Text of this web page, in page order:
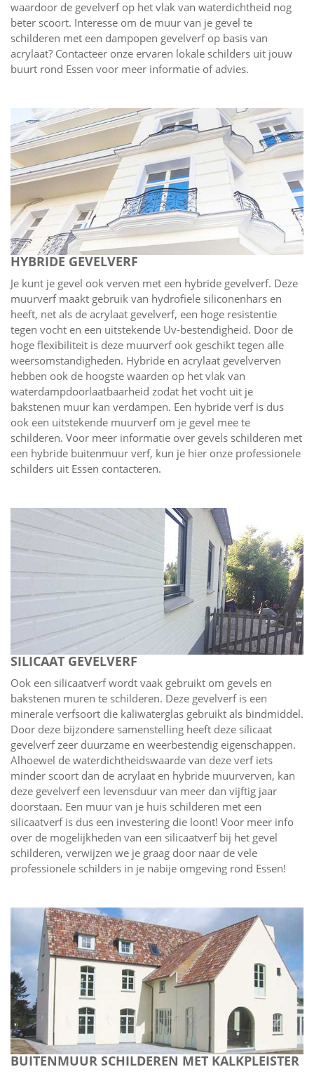
waardoor de gevelverf op het vlak van waterdichtheid nog
beter scoort. Interesse om de muur van je gevel te
schilderen met een dampopen gevelverf op basis van
acrylaat? Contacteer onze ervaren lokale schilders uit jouw
buurt rond Essen voor meer informatie of advies.
HYBRIDE GEVELVERF
Je kunt je gevel ook verven met een hybride gevelverf. Deze
muurverf maakt gebruik van hydrofiele siliconenhars en
heeft, net als de acrylaat gevelverf, een hoge resistentie
tegen vocht en een uitstekende Uv-bestendigheid. Door de
hoge flexibiliteit is deze muurverf ook geschikt tegen alle
weersomstandigheden. Hybride en acrylaat gevelverven
hebben ook de hoogste waarden op het vlak van
waterdampdoorlaatbaarheid zodat het vocht uit je
bakstenen muur kan verdampen. Een hybride verf is dus
ook een uitstekende muurverf om je gevel mee te
schilderen. Voor meer informatie over gevels schilderen met
een hybride buitenmuur verf, kun je hier onze professionele
schilders uit Essen contacteren.
SILICAAT GEVELVERF
Ook een silicaatverf wordt vaak gebruikt om gevels en
bakstenen muren te schilderen. Deze gevelverf is een
minerale verfsoort die kaliwaterglas gebruikt als bindmiddel.
Door deze bijzondere samenstelling heeft deze silicaat
gevelverf zeer duurzame en weerbestendig eigenschappen.
Alhoewel de waterdichtheidswaarde van deze verf iets
minder scoort dan de acrylaat en hybride muurverven, kan
deze gevelverf een levensduur van meer dan vijftig jaar
doorstaan. Een muur van je huis schilderen met een
silicaatverf is dus een investering die loont! Voor meer info
over de mogelijkheden van een silicaatverf bij het gevel
schilderen, verwijzen we je graag door naar de vele
professionele schilders in je nabije omgeving rond Essen!
BUITENMUUR SCHILDEREN MET KALKPLEISTER